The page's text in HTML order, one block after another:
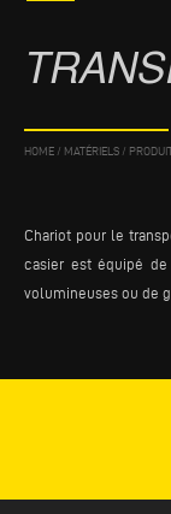
HOME / MATÉRIELS /
Chariot pour le
casier est équipé
volumineuses ou de